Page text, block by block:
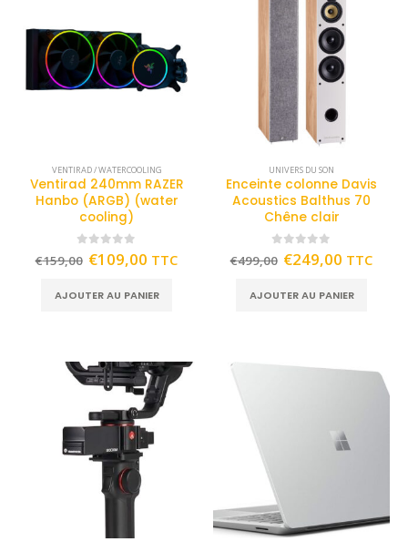
VENTIRAD / WATERCOOLING
Ventirad 240mm RAZER
Hanbo (ARGB) (water
cooling)
out of 5
€159,00 €109,00 TTC
AJOUTER AU PANIER
UNIVERS DU SON
Enceinte colonne Davis
Acoustics Balthus 70
Chêne clair
out of 5
€499,00 €249,00 TTC
AJOUTER AU PANIER